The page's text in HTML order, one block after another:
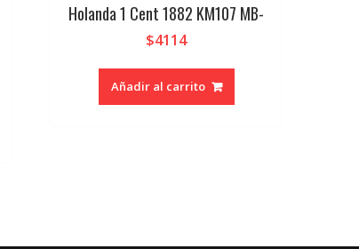
Holanda 1 Cent 1882 KM107 MB-
$4114
Añadir al carrito